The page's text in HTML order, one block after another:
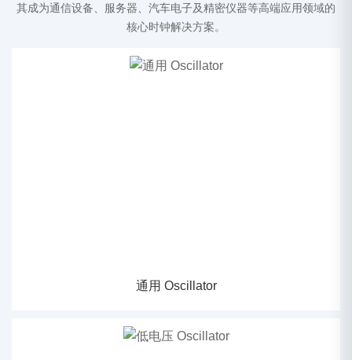
其成为通信设备、服务器、汽车电子及精密仪器等高端应用领域的
核心时钟解决方案。
通用 Oscillator